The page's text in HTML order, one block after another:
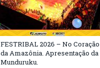
FESTRIBAL 2026 – No Coração
da Amazônia. Apresentação da
Munduruku.